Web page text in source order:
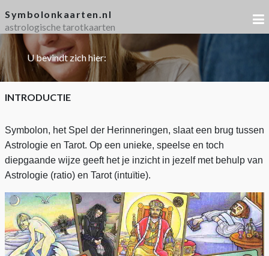
Symbolonkaarten.nl
astrologische tarotkaarten
U bevindt zich hier:
INTRODUCTIE
Symbolon, het Spel der Herinneringen, slaat een brug tussen
Astrologie en Tarot. Op een unieke, speelse en toch
diepgaande wijze geeft het je inzicht in jezelf met behulp van
Astrologie (ratio) en Tarot (intuïtie).